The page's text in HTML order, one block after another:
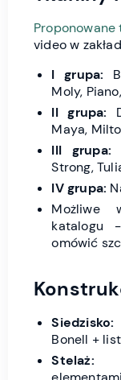
video w
I grupa:
Moly,
II grupa:
Maya,
III grupa:
Strong,
IV grupa:
Możliwe
katalogu
omówić
Siedzisko:
Bonell +
Stelaż: